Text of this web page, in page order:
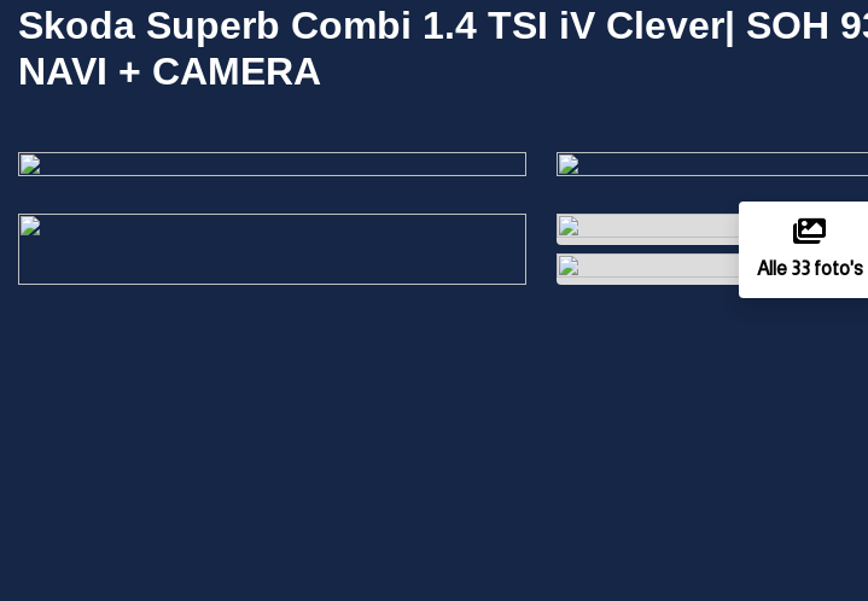
Skoda Superb Combi 1.4 TSI iV Clever| SOH
NAVI + CAMERA
Alle 33 foto's